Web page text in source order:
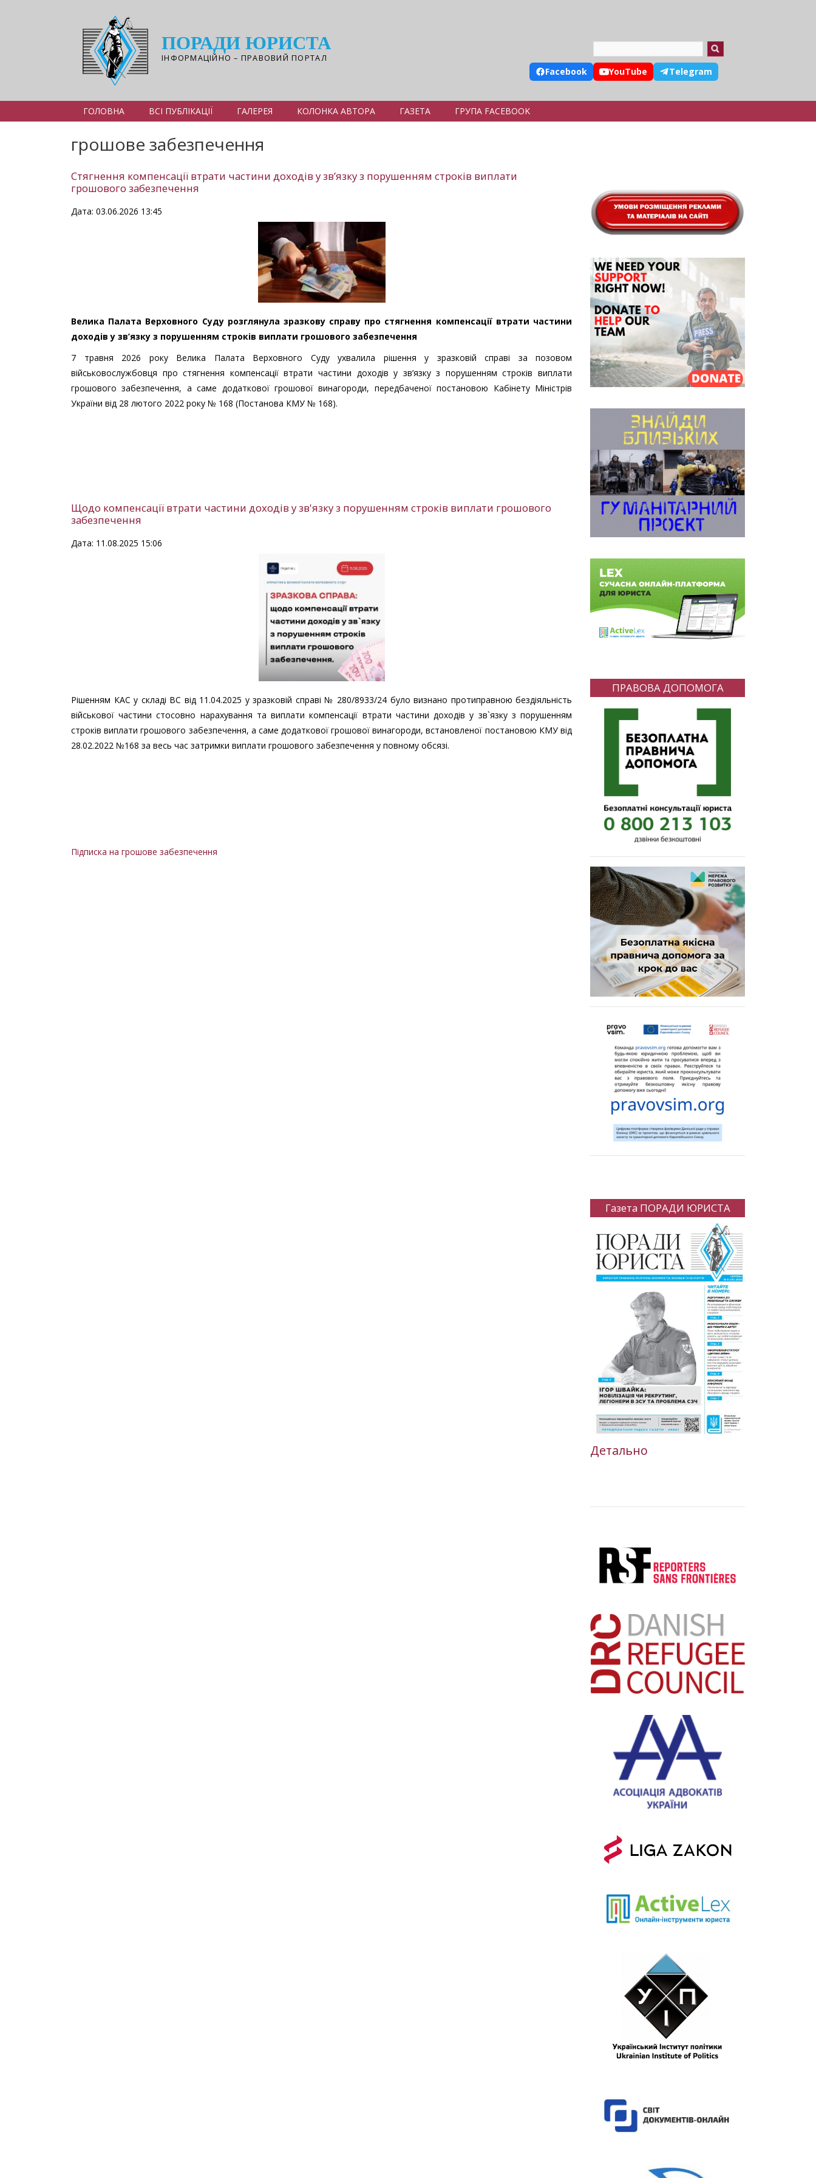
ПОРАДИ ЮРИСТА
ІНФОРМАЦІЙНО – ПРАВОВИЙ ПОРТАЛ
Facebook YouTube Telegram
ГОЛОВНА ВСІ ПУБЛІКАЦІЇ ГАЛЕРЕЯ КОЛОНКА АВТОРА ГАЗЕТА ГРУПА FACEBOOK
грошове забезпечення
Стягнення компенсації втрати частини доходів у зв’язку з порушенням строків виплати
грошового забезпечення
Дата: 03.06.2026 13:45
Велика Палата Верховного Суду розглянула зразкову справу про стягнення компенсації втрати частини
доходів у зв’язку з порушенням строків виплати грошового забезпечення
7 травня 2026 року Велика Палата Верховного Суду ухвалила рішення у зразковій справі за позовом
військовослужбовця про стягнення компенсації втрати частини доходів у зв’язку з порушенням строків виплати
грошового забезпечення, а саме додаткової грошової винагороди, передбаченої постановою Кабінету Міністрів
України від 28 лютого 2022 року № 168 (Постанова КМУ № 168).
Щодо компенсації втрати частини доходів у зв'язку з порушенням строків виплати грошового
забезпечення
Дата: 11.08.2025 15:06
Рішенням КАС у складі ВС від 11.04.2025 у зразковій справі № 280/8933/24 було визнано протиправною бездіяльність
військової частини стосовно нарахування та виплати компенсації втрати частини доходів у зв`язку з порушенням
строків виплати грошового забезпечення, а саме додаткової грошової винагороди, встановленої постановою КМУ від
28.02.2022 №168 за весь час затримки виплати грошового забезпечення у повному обсязі.
Підписка на грошове забезпечення
ПРАВОВА ДОПОМОГА
Газета ПОРАДИ ЮРИСТА
Детально